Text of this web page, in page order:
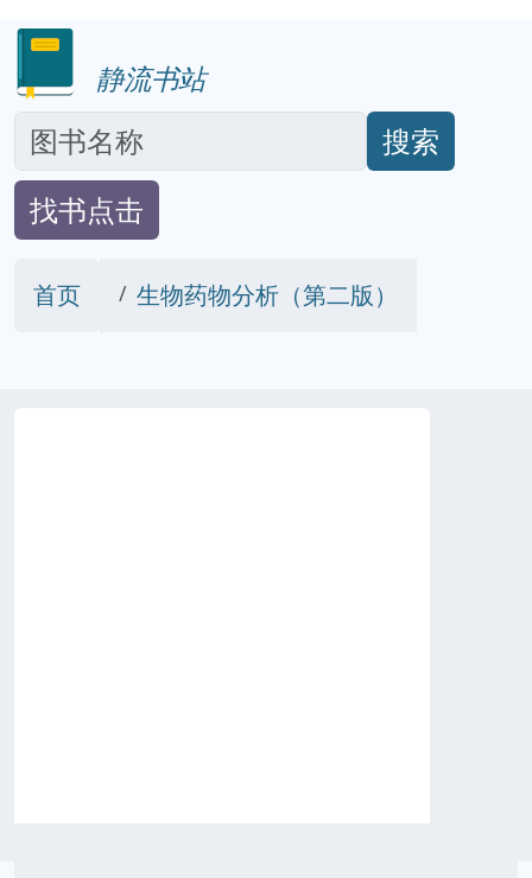
静流书站
搜索
找书点击
首页 生物药物分析（第二版）